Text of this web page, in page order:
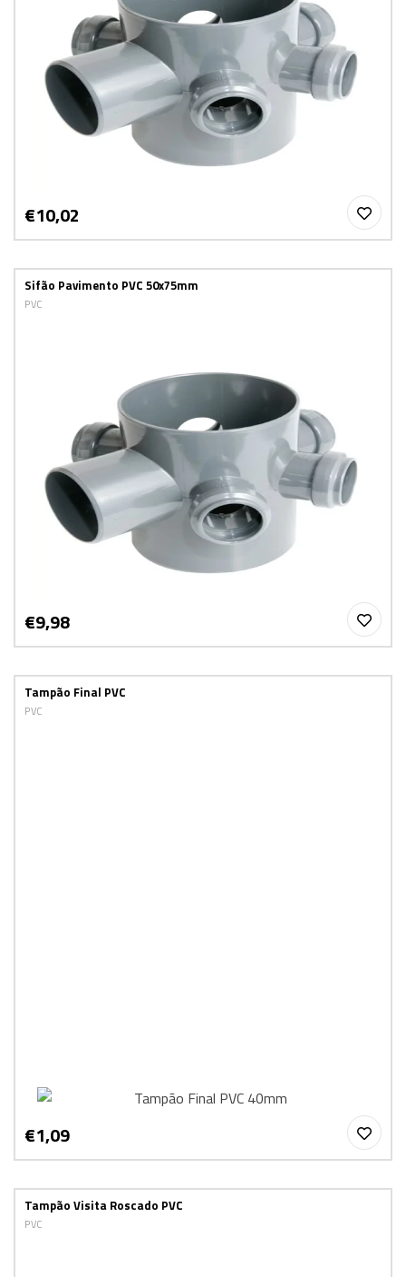
€10,02
Sifão Pavimento PVC 50x75mm
PVC
€9,98
Tampão Final PVC
PVC
€1,09
Tampão Visita Roscado PVC
PVC